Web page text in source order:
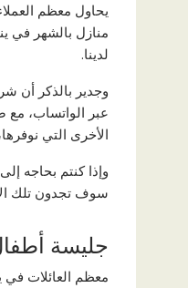
يحاول معظم
منازل بالشهر في
لدينا.
وجدير بالذكر أن
عبر الواتساب، مع
الأخرى التي
وإذا كنتم بحاجه
سوف تجدون تلك
جليسة
معظم العائلات في